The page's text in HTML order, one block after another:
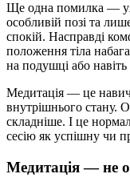
Ще одна помилка —
особливій позі та
спокій. Насправді
положення тіла
на подушці або
Медитація — це
внутрішнього стану.
складніше. І це
сесію як успішну чи
Медитація — не